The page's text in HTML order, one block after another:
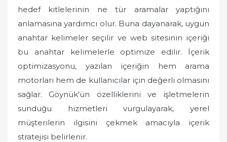
hedef kitlelerinin ne tür aramalar yaptığını
anlamasına yardımcı olur. Buna dayanarak, uygun
anahtar kelimeler seçilir ve web sitesinin içeriği
bu anahtar kelimelerle optimize edilir. İçerik
optimizasyonu, yazılan içeriğin hem arama
motorları hem de kullanıcılar için değerli olmasını
sağlar. Göynük'ün özelliklerini ve işletmelerin
sunduğu hizmetleri vurgulayarak, yerel
müşterilerin ilgisini çekmek amacıyla içerik
stratejisi belirlenir.